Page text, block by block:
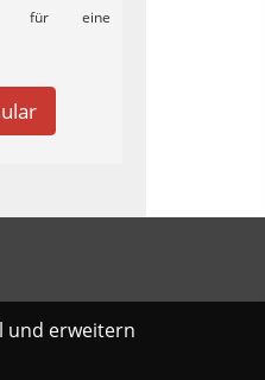
für eine
und erweitern